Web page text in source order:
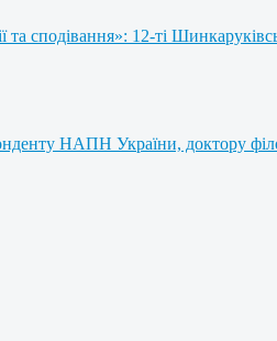
сподівання»: 12-ті
НАПН України, доктору